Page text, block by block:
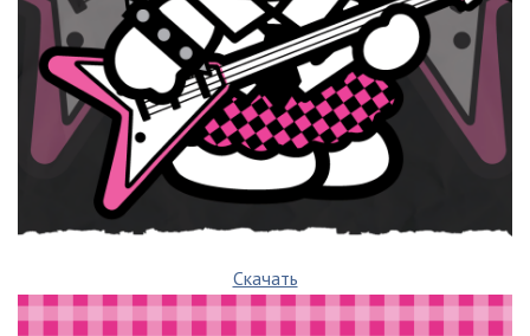
Скачать